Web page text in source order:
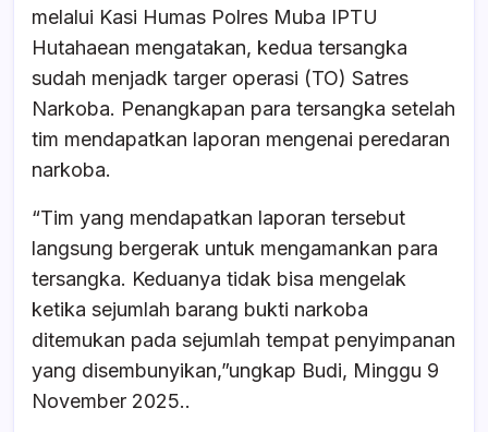
melalui Kasi Humas Polres Muba IPTU
Hutahaean mengatakan, kedua tersangka
sudah menjadk targer operasi (TO) Satres
Narkoba. Penangkapan para tersangka setelah
tim mendapatkan laporan mengenai peredaran
narkoba.
“Tim yang mendapatkan laporan tersebut
langsung bergerak untuk mengamankan para
tersangka. Keduanya tidak bisa mengelak
ketika sejumlah barang bukti narkoba
ditemukan pada sejumlah tempat penyimpanan
yang disembunyikan,”ungkap Budi, Minggu 9
November 2025..